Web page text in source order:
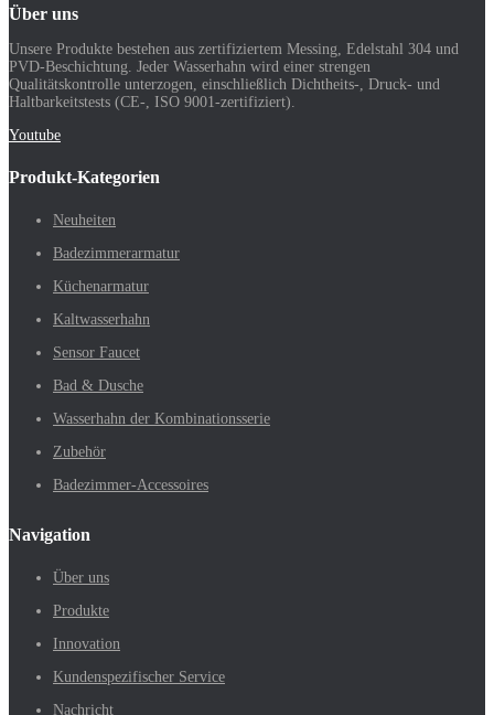
Über uns
Unsere Produkte bestehen aus zertifiziertem Messing, Edelstahl 304 und
PVD-Beschichtung. Jeder Wasserhahn wird einer strengen
Qualitätskontrolle unterzogen, einschließlich Dichtheits-, Druck- und
Haltbarkeitstests (CE-, ISO 9001-zertifiziert).
Youtube
Produkt-Kategorien
Neuheiten
Badezimmerarmatur
Küchenarmatur
Kaltwasserhahn
Sensor Faucet
Bad & Dusche
Wasserhahn der Kombinationsserie
Zubehör
Badezimmer-Accessoires
Navigation
Über uns
Produkte
Innovation
Kundenspezifischer Service
Nachricht